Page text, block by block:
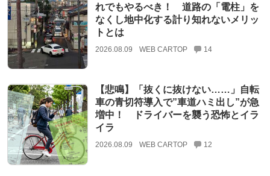
れでもやるべき！ 道路の「電柱」を
なくし地中化する計り知れないメリッ
トとは
2026.08.09 WEB CARTOP 14
【悲鳴】「抜くに抜けない……」自転
車の青切符導入で”車道ハミ出し”が急
増中！ ドライバーを襲う恐怖とイラ
イラ
2026.08.09 WEB CARTOP 12